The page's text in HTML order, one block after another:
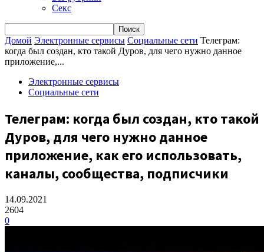
Секс
Домой Электронные сервисы Социальные сети Телеграм:
когда был создан, кто такой Дуров, для чего нужно данное
приложение,...
Электронные сервисы
Социальные сети
Телеграм: когда был создан, кто такой
Дуров, для чего нужно данное
приложение, как его использовать,
каналы, сообщества, подписчики
14.09.2021
2604
0